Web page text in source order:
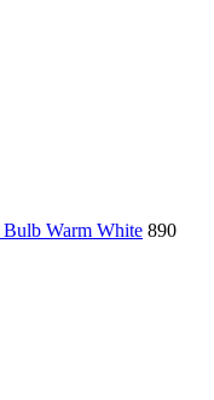
Warm White 890